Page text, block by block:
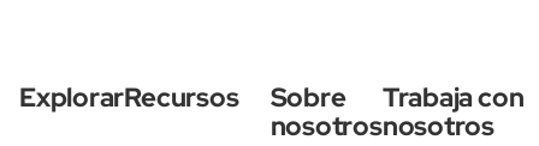
ExplorarRecursos
Sobre
nosotros
Trabaja con
nosotros